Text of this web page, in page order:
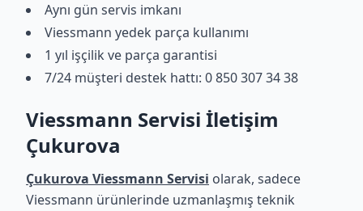
Aynı gün servis imkanı
Viessmann yedek parça kullanımı
1 yıl işçilik ve parça garantisi
7/24 müşteri destek hattı: 0 850 307 34 38
Viessmann Servisi İletişim
Çukurova
Çukurova Viessmann Servisi olarak, sadece
Viessmann ürünlerinde uzmanlaşmış teknik